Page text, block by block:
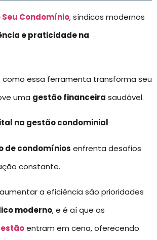
Condomínio, síndicos modernos
e praticidade na
como essa ferramenta transforma seu
uma gestão financeira saudável.
na gestão condominial
de condomínios enfrenta desafios
constante.
a eficiência são prioridades
moderno, e é aí que os
entram em cena, oferecendo